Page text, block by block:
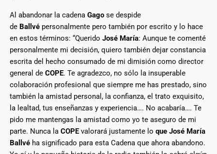
Al abandonar la cadena Gago se despide
de Ballvé personalmente pero también por escrito y lo hace
en estos términos: “Querido José María: Aunque te comenté
personalmente mi decisión, quiero también dejar constancia
escrita del hecho consumado de mi dimisión como director
general de COPE. Te agradezco, no sólo la insuperable
colaboración profesional que siempre me has prestado, sino
también la amistad personal, la confianza, el trato exquisito,
la lealtad, tus enseñanzas y experiencia…. No acabaría…. Te
pido me mantengas la amistad como yo te aseguro de mi
parte. Nunca la COPEvalorará justamente lo que José María
Ballvé ha significado para esta Cadena que ahora abandono.